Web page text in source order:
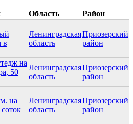
Область
Район
в
Ленинградская
область
Приозерский
район
на
50
Ленинградская
область
Приозерский
район
на
Ленинградская
область
Приозерский
район